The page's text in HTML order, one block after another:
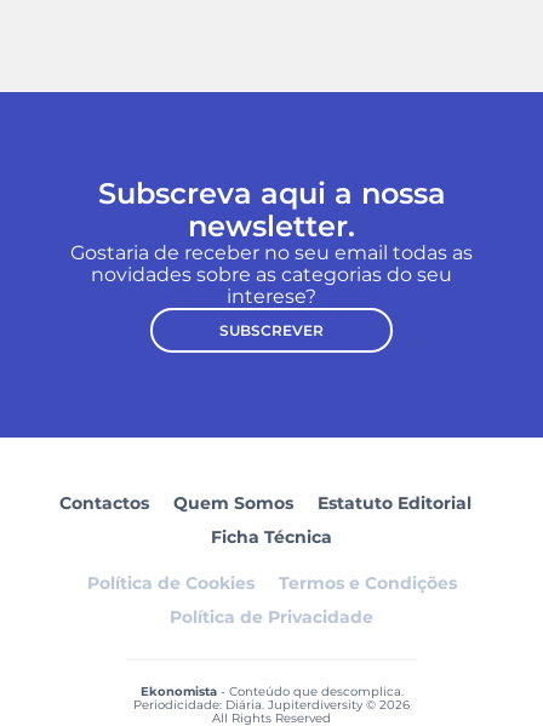
Subscreva aqui a nossa
newsletter.
Gostaria de receber no seu email todas as
novidades sobre as categorias do seu
interese?
SUBSCREVER
Contactos Quem Somos
Estatuto Editorial
Ficha Técnica
Política de Cookies
Termos e Condições
Política de Privacidade
Ekonomista- Conteúdo que descomplica.
Periodicidade: Diária. Jupiterdiversity © 2026
All Rights Reserved